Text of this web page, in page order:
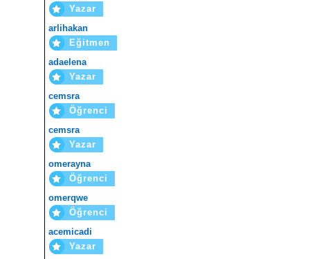
Yazar
arlihakan
Eğitmen
adaelena
Yazar
cemsra
Öğrenci
cemsra
Yazar
omerayna
Öğrenci
omerqwe
Öğrenci
acemicadi
Yazar